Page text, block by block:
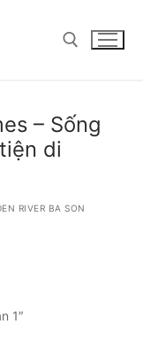
– Sống
di
RIVER BA SON
1″